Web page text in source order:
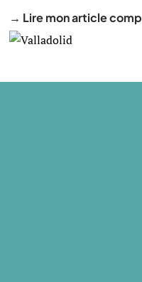
→ Lire mon article